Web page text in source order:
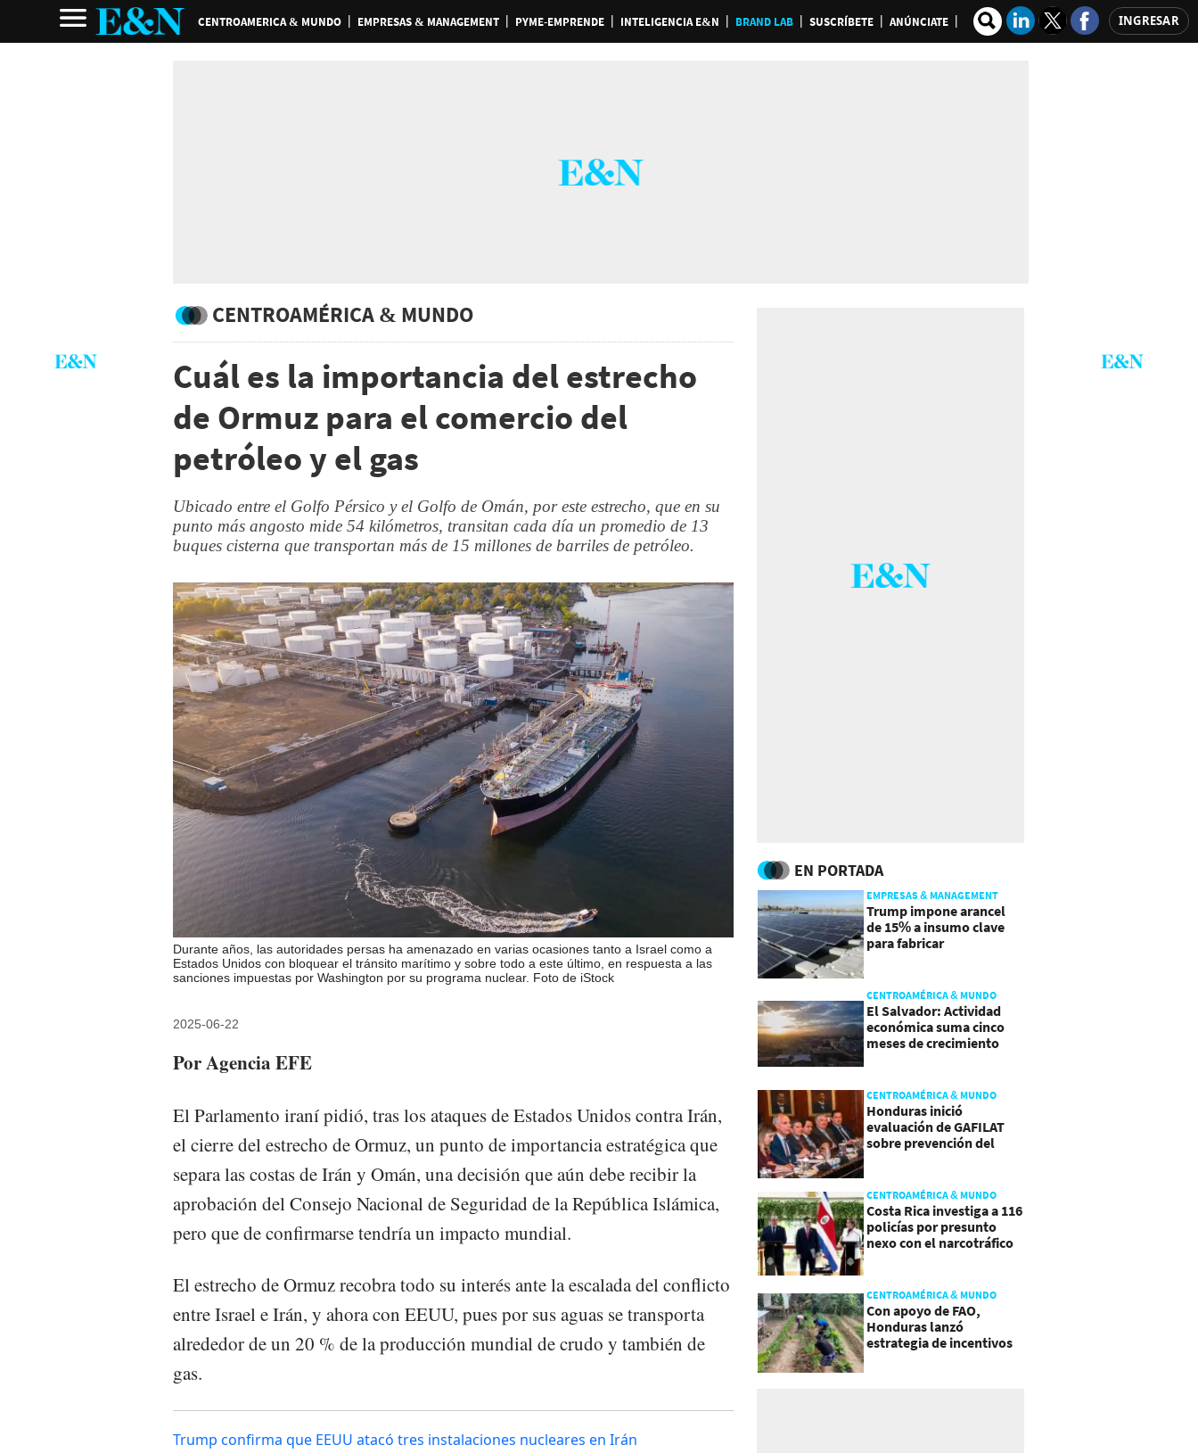
CENTROAMERICA & MUNDO EMPRESAS & MANAGEMENT PYME-EMPRENDE INTELIGENCIA E&N BRAND LAB SUSCRÍBETE ANÚNCIATE INGRESAR
CENTROAMÉRICA & MUNDO
Cuál es la importancia del estrecho
de Ormuz para el comercio del
petróleo y el gas
Ubicado entre el Golfo Pérsico y el Golfo de Omán, por este estrecho, que en su
punto más angosto mide 54 kilómetros, transitan cada día un promedio de 13
buques cisterna que transportan más de 15 millones de barriles de petróleo.
Durante años, las autoridades persas ha amenazado en varias ocasiones tanto a Israel como a
Estados Unidos con bloquear el tránsito marítimo y sobre todo a este último, en respuesta a las
sanciones impuestas por Washington por su programa nuclear. Foto de iStock
2025-06-22
Por Agencia EFE
El Parlamento iraní pidió, tras los ataques de Estados Unidos contra Irán,
el cierre del estrecho de Ormuz, un punto de importancia estratégica que
separa las costas de Irán y Omán, una decisión que aún debe recibir la
aprobación del Consejo Nacional de Seguridad de la República Islámica,
pero que de confirmarse tendría un impacto mundial.
El estrecho de Ormuz recobra todo su interés ante la escalada del conflicto
entre Israel e Irán, y ahora con EEUU, pues por sus aguas se transporta
alrededor de un 20 % de la producción mundial de crudo y también de
gas.
Trump confirma que EEUU atacó tres instalaciones nucleares en Irán
EN PORTADA
EMPRESAS & MANAGEMENT
Trump impone arancel
de 15% a insumo clave
para fabricar
CENTROAMÉRICA & MUNDO
El Salvador: Actividad
económica suma cinco
meses de crecimiento
CENTROAMÉRICA & MUNDO
Honduras inició
evaluación de GAFILAT
sobre prevención del
CENTROAMÉRICA & MUNDO
Costa Rica investiga a 116
policías por presunto
nexo con el narcotráfico
CENTROAMÉRICA & MUNDO
Con apoyo de FAO,
Honduras lanzó
estrategia de incentivos